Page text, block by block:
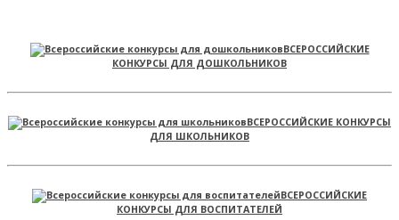
ВСЕРОССИЙСКИЕ
КОНКУРСЫ ДЛЯ ДОШКОЛЬНИКОВ
ВСЕРОССИЙСКИЕ КОНКУРСЫ
ДЛЯ ШКОЛЬНИКОВ
ВСЕРОССИЙСКИЕ
КОНКУРСЫ ДЛЯ ВОСПИТАТЕЛЕЙ